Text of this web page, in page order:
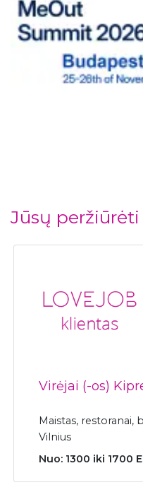
Jūsų
Virėjai (-os)
Maistas, restoranai,
Vilnius
Nuo: 1300 iki 1700